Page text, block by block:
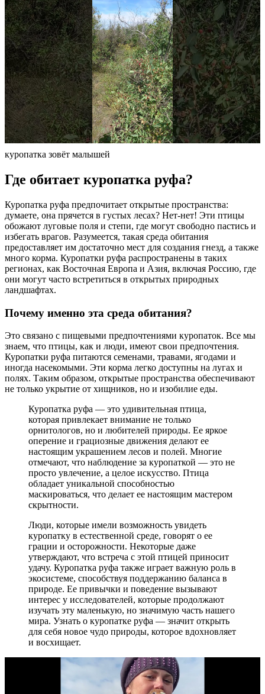
куропатка зовёт малышей
Где обитает куропатка руфа?
Куропатка руфа предпочитает открытые пространства:
думаете, она прячется в густых лесах? Нет-нет! Эти птицы
обожают луговые поля и степи, где могут свободно пастись и
избегать врагов. Разумеется, такая среда обитания
предоставляет им достаточно мест для создания гнезд, а также
много корма. Куропатки руфа распространены в таких
регионах, как Восточная Европа и Азия, включая Россию, где
они могут часто встретиться в открытых природных
ландшафтах.
Почему именно эта среда обитания?
Это связано с пищевыми предпочтениями куропаток. Все мы
знаем, что птицы, как и люди, имеют свои предпочтения.
Куропатки руфа питаются семенами, травами, ягодами и
иногда насекомыми. Эти корма легко доступны на лугах и
полях. Таким образом, открытые пространства обеспечивают
не только укрытие от хищников, но и изобилие еды.
Куропатка руфа — это удивительная птица,
которая привлекает внимание не только
орнитологов, но и любителей природы. Ее яркое
оперение и грациозные движения делают ее
настоящим украшением лесов и полей. Многие
отмечают, что наблюдение за куропаткой — это не
просто увлечение, а целое искусство. Птица
обладает уникальной способностью
маскироваться, что делает ее настоящим мастером
скрытности.
Люди, которые имели возможность увидеть
куропатку в естественной среде, говорят о ее
грации и осторожности. Некоторые даже
утверждают, что встреча с этой птицей приносит
удачу. Куропатка руфа также играет важную роль в
экосистеме, способствуя поддержанию баланса в
природе. Ее привычки и поведение вызывают
интерес у исследователей, которые продолжают
изучать эту маленькую, но значимую часть нашего
мира. Узнать о куропатке руфа — значит открыть
для себя новое чудо природы, которое вдохновляет
и восхищает.